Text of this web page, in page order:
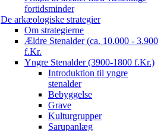
fortidsminder
De arkæologiske strategier
Om strategierne
Ældre Stenalder (ca. 10.000 - 3.900
f.Kr.
Yngre Stenalder (3900-1800 f.Kr.)
Introduktion til yngre
stenalder
Bebyggelse
Grave
Kulturgrupper
Sarupanlæg